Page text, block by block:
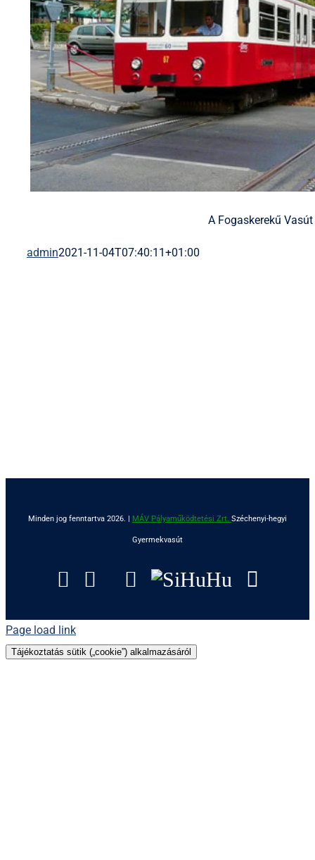
A Fogaskerekű
admin2021-11-04T07:40:11+01:00
Minden jog fenntartva 2026. | MÁV Pályaműködtetési Zrt. Széchenyi-hegyi
Gyermekvasút
Facebook
Instagram
Tripadvisor
YouTube
SiHuHu
Page load link
Tájékoztatás sütik („cookie”) alkalmazásáról